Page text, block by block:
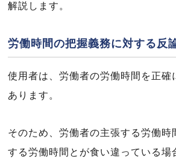
解説します。
労働時間の把握義務に対する反
使用者は、労働者の労働時間を正確
あります。
そのため、労働者の主張する労働時
する労働時間とが食い違っている場